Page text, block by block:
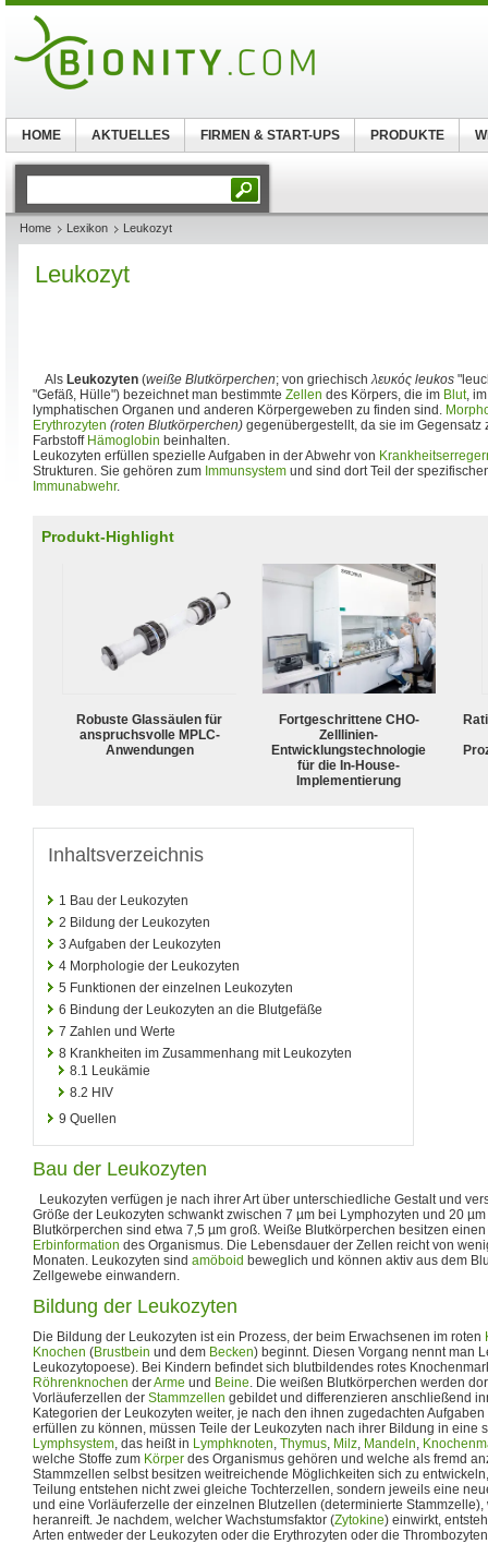
Home Lexikon Leukozyt
Leukozyt
Als Leukozyten (weiße Blutkörperchen; von griechischλευκός leukos
"Gefäß, Hülle") bezeichnet man bestimmte Zellen des Körpers, die im Blut,
lymphatischen Organen und anderen Körpergeweben zu finden sind.
Erythrozyten (roten Blutkörperchen) gegenübergestellt, da sie im Gegensatz
Farbstoff Hämoglobin beinhalten.
Leukozyten erfüllen spezielle Aufgaben in der Abwehr von
Strukturen. Sie gehören zum Immunsystem und sind dort Teil der
Immunabwehr.
Produkt-Highlight
Robuste Glassäulen für
anspruchsvolle MPLC-
Anwendungen
Fortgeschrittene CHO-
Zelllinien-
Entwicklungstechnologie
für die In-House-
Implementierung
Inhaltsverzeichnis
1 Bau der Leukozyten
2 Bildung der Leukozyten
3 Aufgaben der Leukozyten
4 Morphologie der Leukozyten
5 Funktionen der einzelnen Leukozyten
6 Bindung der Leukozyten an die Blutgefäße
7 Zahlen und Werte
8 Krankheiten im Zusammenhang mit Leukozyten
8.1 Leukämie
8.2 HIV
9 Quellen
Bau der Leukozyten
Leukozyten verfügen je nach ihrer Art über unterschiedliche Gestalt und
Größe der Leukozyten schwankt zwischen 7 µm bei Lymphozyten und 20
Blutkörperchen sind etwa 7,5 µm groß. Weiße Blutkörperchen besitzen einen
Erbinformation des Organismus. Die Lebensdauer der Zellen reicht von
Monaten. Leukozyten sind amöboid beweglich und können aktiv aus dem
Zellgewebe einwandern.
Bildung der Leukozyten
Die Bildung der Leukozyten ist ein Prozess, der beim Erwachsenen im roten
Knochen (Brustbein und dem Becken) beginnt. Diesen Vorgang nennt man
Leukozytopoese). Bei Kindern befindet sich blutbildendes rotes
Röhrenknochen derArme und Beine. Die weißen Blutkörperchen werden
Vorläuferzellen der Stammzellen gebildet und differenzieren anschließend
Kategorien der Leukozyten weiter, je nach den ihnen zugedachten
erfüllen zu können, müssen Teile der Leukozyten nach ihrer Bildung in eine
Lymphsystem, das heißt in Lymphknoten, Thymus, Milz, Mandeln,
welche Stoffe zum Körper des Organismus gehören und welche als fremd
Stammzellen selbst besitzen weitreichende Möglichkeiten sich zu
Teilung entstehen nicht zwei gleiche Tochterzellen, sondern jeweils eine
und eine Vorläuferzelle der einzelnen Blutzellen (determinierte
heranreift. Je nachdem, welcher Wachstumsfaktor (Zytokine) einwirkt,
Arten entweder der Leukozyten oder die Erythrozyten oder die
HOME AKTUELLES FIRMEN & START-UPS PRODUKTE